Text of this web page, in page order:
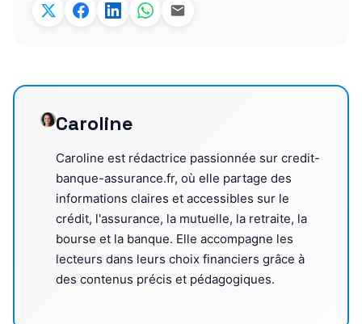
Caroline
Caroline est rédactrice passionnée sur credit-
banque-assurance.fr, où elle partage des
informations claires et accessibles sur le
crédit, l'assurance, la mutuelle, la retraite, la
bourse et la banque. Elle accompagne les
lecteurs dans leurs choix financiers grâce à
des contenus précis et pédagogiques.